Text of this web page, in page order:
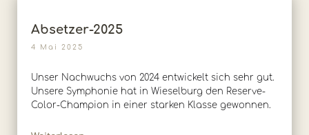
Absetzer-2025
4 Mai 2025
Unser Nachwuchs von 2024 entwickelt sich sehr gut.
Unsere Symphonie hat in Wieselburg den Reserve-
Color-Champion in einer starken Klasse gewonnen.